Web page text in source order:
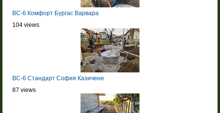
BC-6 Комфорт Бургас Варвара
104 views
BC-6 Стандарт София Казичене
87 views